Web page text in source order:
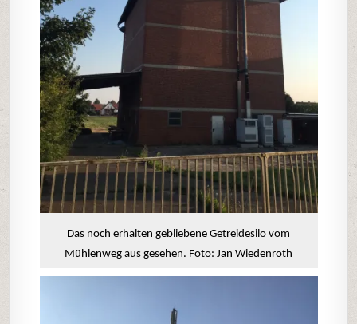
Das noch erhalten gebliebene Getreidesilo vom
Mühlenweg aus gesehen. Foto: Jan Wiedenroth